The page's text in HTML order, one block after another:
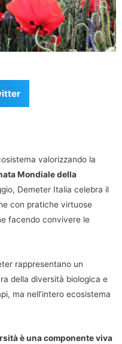
valorizzando la
Mondiale della
Demeter Italia celebra il
con pratiche virtuose
facendo convivere le
rappresentano un
della diversità biologica e
ma nell’intero ecosistema
è una componente viva